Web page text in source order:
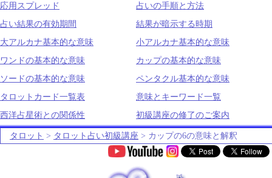
応用スプレッド
占いの手順と方法
占い結果の有効期間
結果が暗示する時期
大アルカナ基本的な意味
小アルカナ基本的な意味
ワンドの基本的な意味
カップの基本的な意味
ソードの基本的な意味
ペンタクル基本的な意味
タロットカード一覧表
意味とキーワード一覧
西洋占星術との関係性
初級講座の修了のご案内
タロット > タロット占い初級講座 > カップの6の意味と解釈